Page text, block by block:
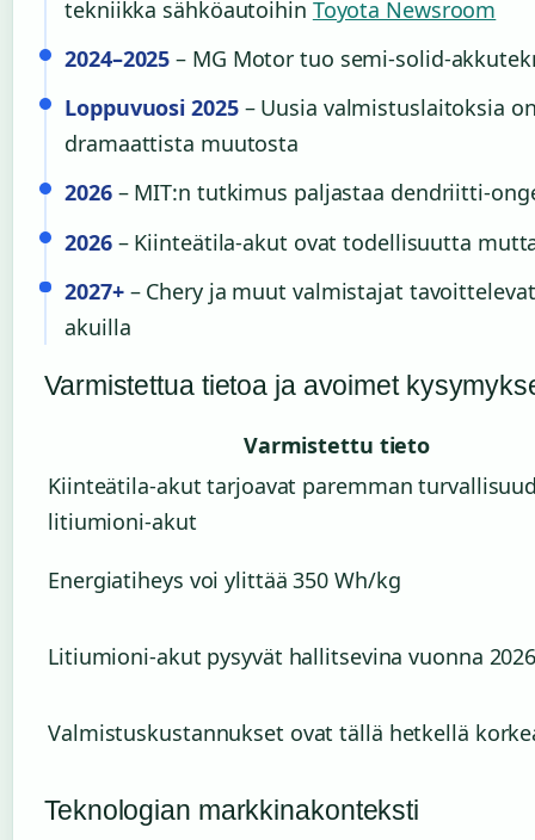
tekniikka sähköautoihin Toyota Newsroom
2024–2025 – MG Motor tuo semi-solid-
Loppuvuosi 2025– Uusia valmistuslaitoksia
dramaattista muutosta
2026– MIT:n tutkimus paljastaa dendriitti-
2026– Kiinteätila-akut ovat todellisuutta
2027+– Chery ja muut valmistajat
akuilla
Varmistettua tietoa ja avoimet
Varmistettu tieto
Kiinteätila-akut tarjoavat paremman
litiumioni-akut
Energiatiheys voi ylittää 350 Wh/kg
Litiumioni-akut pysyvät hallitsevina vuonna
Valmistuskustannukset ovat tällä hetkellä
Teknologian markkinakonteksti